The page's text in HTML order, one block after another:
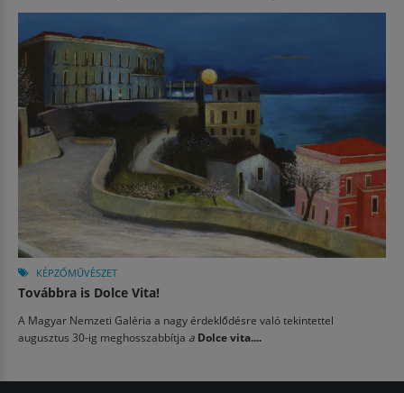
KÉPZŐMŰVÉSZET
Továbbra is Dolce Vita!
A Magyar Nemzeti Galéria a nagy érdeklődésre való tekintettel
augusztus 30-ig meghosszabbítja a Dolce vita....